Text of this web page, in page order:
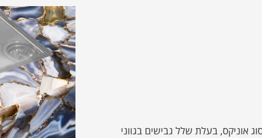
אוניקס, בעלת שלל גבישים בגווני